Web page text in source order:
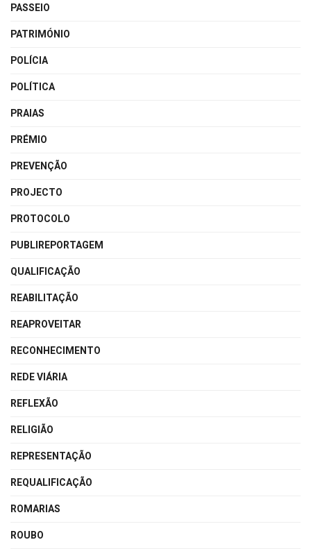
PASSEIO
PATRIMÓNIO
POLÍCIA
POLÍTICA
PRAIAS
PRÉMIO
PREVENÇÃO
PROJECTO
PROTOCOLO
PUBLIREPORTAGEM
QUALIFICAÇÃO
REABILITAÇÃO
REAPROVEITAR
RECONHECIMENTO
REDE VIÁRIA
REFLEXÃO
RELIGIÃO
REPRESENTAÇÃO
REQUALIFICAÇÃO
ROMARIAS
ROUBO